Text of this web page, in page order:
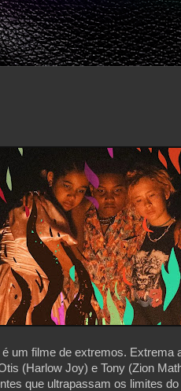
um filme de extremos. Extrema
(Harlow Joy) e Tony (Zion
que ultrapassam os limites do